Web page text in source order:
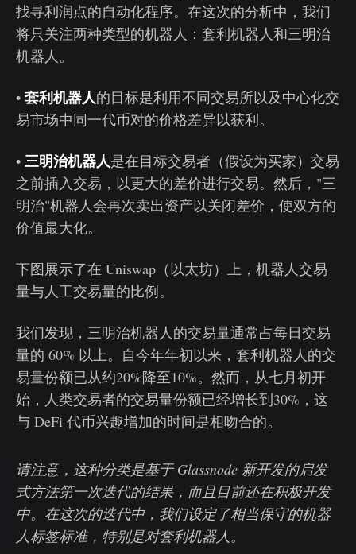
找寻利润点的自动化程序。在这次的分析中，我们
将只关注两种类型的机器人：套利机器人和三明治
机器人。
• 套利机器人的目标是利用不同交易所以及中心化交
易市场中同一代币对的价格差异以获利。
• 三明治机器人是在目标交易者（假设为买家）交易
之前插入交易，以更大的差价进行交易。然后，"三
明治"机器人会再次卖出资产以关闭差价，使双方的
价值最大化。
下图展示了在 Uniswap（以太坊）上，机器人交易
量与人工交易量的比例。
我们发现，三明治机器人的交易量通常占每日交易
量的 60% 以上。自今年年初以来，套利机器人的交
易量份额已从约20%降至10%。然而，从七月初开
始，人类交易者的交易量份额已经增长到30%，这
与 DeFi 代币兴趣增加的时间是相吻合的。
请注意，这种分类是基于 Glassnode 新开发的启发
式方法第一次迭代的结果，而且目前还在积极开发
中。在这次的迭代中，我们设定了相当保守的机器
人标签标准，特别是对套利机器人。